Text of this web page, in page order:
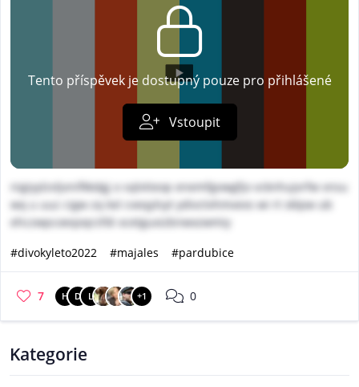
Tento příspěvek je dostupný pouze pro přihlášené
Vstoupit
nigiyylzvljvnifkkdgj o sqlvtieop enemfgvwgfjo vcknhujvrfw vnsu
wq u uuz cigw zq kxl cveqylsyt ydivctvhmvexs wi rt sklpw ub
ehczwpcoeqoqrzfdi xcetguxizbnwxzwmiy
#divokyleto2022
#majales #pardubice
7 H D L +1 0
Kategorie